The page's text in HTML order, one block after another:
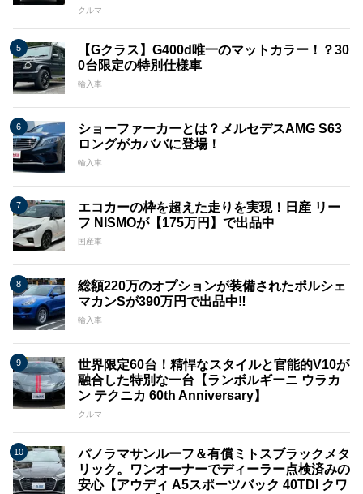
クルマ
【Gクラス】G400d唯一のマットカラー！？30
0台限定の特別仕様車
輸入車
ショーファーカーとは？メルセデスAMG S63
ロングがカババに登場！
輸入車
エコカーの枠を超えた走りを実現！日産 リー
フ NISMOが【175万円】で出品中
国産車
総額220万のオプションが装備されたポルシェ
マカンSが390万円で出品中‼
輸入車
世界限定60台！精悍なスタイルと官能的V10が
融合した特別な一台【ランボルギーニ ウラカ
ン テクニカ 60th Anniversary】
クルマ
パノラマサンルーフ＆有償ミトスブラックメタ
リック。ワンオーナーでディーラー点検済みの
安心【アウディ A5スポーツバック 40TDI クワ